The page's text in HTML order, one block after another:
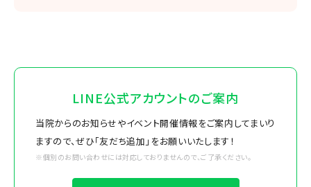
LINE公式アカウントのご案内
当院からのお知らせやイベント開催情報をご案内してまいり
ますので、ぜひ「友だち追加」をお願いいたします！
※個別のお問い合わせには対応しておりませんので、ご了承ください。